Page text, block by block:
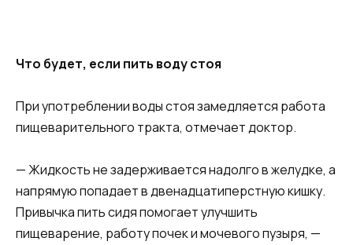
Что будет, если пить воду стоя
При употреблении воды стоя замедляется работа
пищеварительного тракта, отмечает доктор.
— Жидкость не задерживается надолго в желудке, а
напрямую попадает в двенадцатиперстную кишку.
Привычка пить сидя помогает улучшить
пищеварение, работу почек и мочевого пузыря, —